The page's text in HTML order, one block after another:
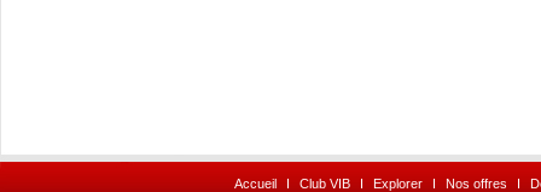
Accueil I Club VIB I Explorer I Nos offres I